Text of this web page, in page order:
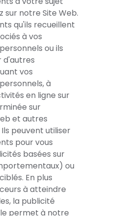
sur notre Site Web.
qu'ils recueillent
à vos
ou ils
d'autres
vos
à
en ligne sur
sur
et autres
peuvent utiliser
pour vous
basées sur
ou
En plus
à atteindre
la publicité
permet à notre